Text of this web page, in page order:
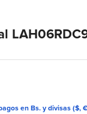
en Bs. y divisas ($,